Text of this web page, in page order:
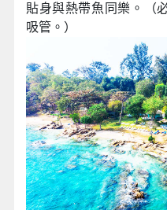
貼身與熱帶魚同樂。（
吸管。）